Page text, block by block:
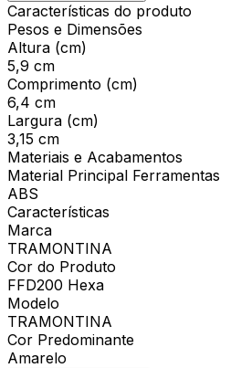
Características do produto
Pesos e Dimensões
Altura (cm)
5,9 cm
Comprimento (cm)
6,4 cm
Largura (cm)
3,15 cm
Materiais e Acabamentos
Material Principal Ferramentas
ABS
Características
Marca
TRAMONTINA
Cor do Produto
FFD200 Hexa
Modelo
TRAMONTINA
Cor Predominante
Amarelo